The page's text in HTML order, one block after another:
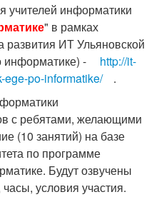
учителей информатики
" в рамках
развития ИТ Ульяновской
информатике) -
http://it-
ege-po-informatike/
.
с ребятами, желающими
(10 занятий) на базе
по программе
Будут озвучены
условия участия.